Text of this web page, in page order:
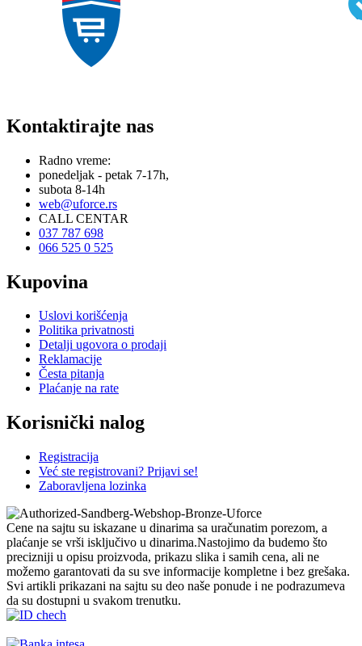
Kontaktirajte nas
Radno vreme:
ponedeljak - petak 7-17h,
subota 8-14h
web@uforce.rs
CALL CENTAR
037 787 698
066 525 0 525
Kupovina
Uslovi korišćenja
Politika privatnosti
Detalji ugovora o prodaji
Reklamacije
Česta pitanja
Plaćanje na rate
Korisnički nalog
Registracija
Već ste registrovani? Prijavi se!
Zaboravljena lozinka
Cene na sajtu su iskazane u dinarima sa uračunatim porezom, a
plaćanje se vrši isključivo u dinarima.Nastojimo da budemo što
precizniji u opisu proizvoda, prikazu slika i samih cena, ali ne
možemo garantovati da su sve informacije kompletne i bez grešaka.
Svi artikli prikazani na sajtu su deo naše ponude i ne podrazumeva
da su dostupni u svakom trenutku.